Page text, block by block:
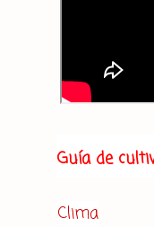
Guía de
Clima